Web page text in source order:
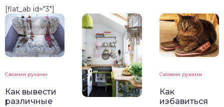
[flat_ab id="3"]
Своими руками
Как вывести
различные
Своими руками
Как
избавиться